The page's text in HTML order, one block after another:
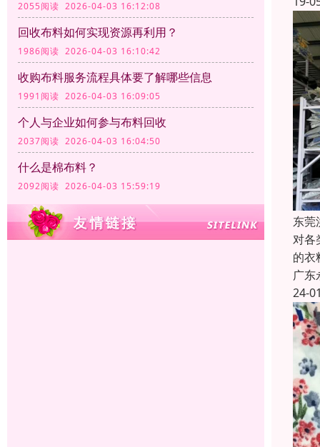
2055阅读 2026-04-03 16:12:08
回收布料如何实现资源再利用？
1986阅读 2026-04-03 16:10:42
收购布料服务流程具体要了解哪些信息
1991阅读 2026-04-03 16:09:05
个人与企业如何参与布料回收
2037阅读 2026-04-03 16:04:50
什么是棉布料？
2092阅读 2026-04-03 15:59:19
东莞
对各
的衣
广东
24-